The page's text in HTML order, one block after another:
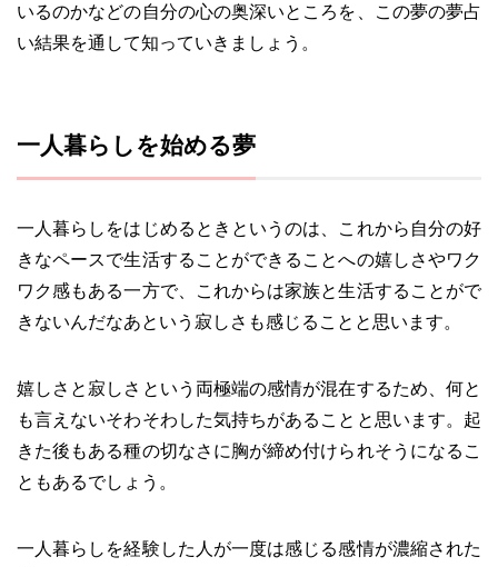
いるのかなどの自分の心の奥深いところを、この夢の夢占
い結果を通して知っていきましょう。
一人暮らしを始める夢
一人暮らしをはじめるときというのは、これから自分の好
きなペースで生活することができることへの嬉しさやワク
ワク感もある一方で、これからは家族と生活することがで
きないんだなあという寂しさも感じることと思います。
嬉しさと寂しさという両極端の感情が混在するため、何と
も言えないそわそわした気持ちがあることと思います。起
きた後もある種の切なさに胸が締め付けられそうになるこ
ともあるでしょう。
一人暮らしを経験した人が一度は感じる感情が濃縮された